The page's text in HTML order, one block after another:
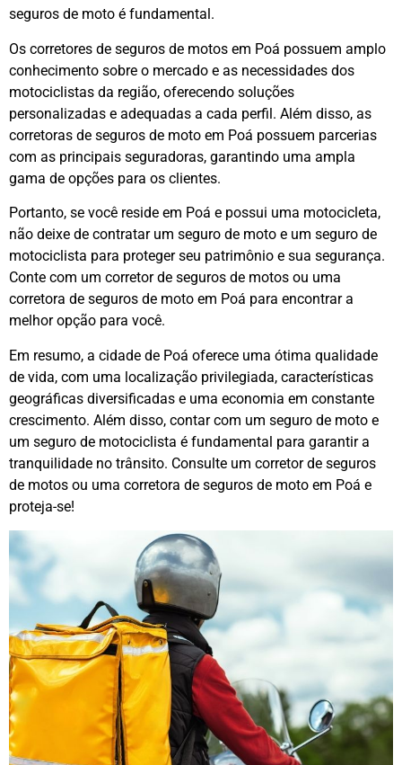
seguros de moto é fundamental.
Os corretores de seguros de motos em Poá possuem amplo
conhecimento sobre o mercado e as necessidades dos
motociclistas da região, oferecendo soluções
personalizadas e adequadas a cada perfil. Além disso, as
corretoras de seguros de moto em Poá possuem parcerias
com as principais seguradoras, garantindo uma ampla
gama de opções para os clientes.
Portanto, se você reside em Poá e possui uma motocicleta,
não deixe de contratar um seguro de moto e um seguro de
motociclista para proteger seu patrimônio e sua segurança.
Conte com um corretor de seguros de motos ou uma
corretora de seguros de moto em Poá para encontrar a
melhor opção para você.
Em resumo, a cidade de Poá oferece uma ótima qualidade
de vida, com uma localização privilegiada, características
geográficas diversificadas e uma economia em constante
crescimento. Além disso, contar com um seguro de moto e
um seguro de motociclista é fundamental para garantir a
tranquilidade no trânsito. Consulte um corretor de seguros
de motos ou uma corretora de seguros de moto em Poá e
proteja-se!